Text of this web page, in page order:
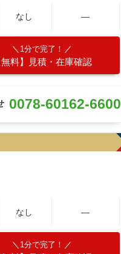
なし ―
1分で完了！
無料】見積・在庫確認
0078-60162-6600
なし ―
1分で完了！